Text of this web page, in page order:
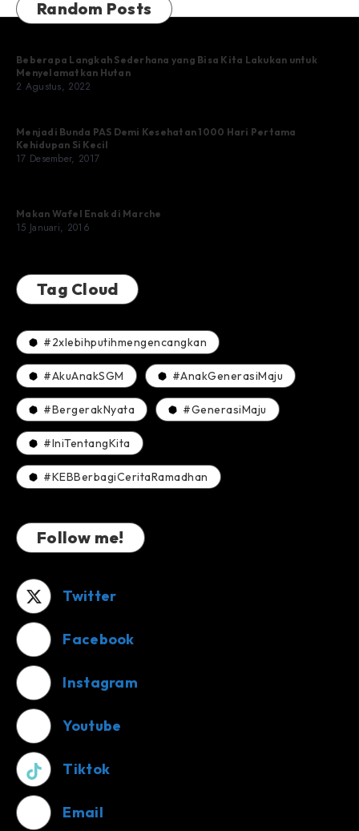
Anak
Yatim
Random Posts
Beberapa Langkah Sederhana yang Bisa Kita Lakukan untuk
Menyelamatkan Hutan
2 Agustus, 2022
Menjadi Bunda PAS Demi Kesehatan 1000 Hari Pertama
Kehidupan Si Kecil
17 Desember, 2017
Makan Wafel Enak di Marche
15 Januari, 2016
Tag Cloud
#2xlebihputihmengencangkan
#AkuAnakSGM #AnakGenerasiMaju
#BergerakNyata #GenerasiMaju
#IniTentangKita
#KEBBerbagiCeritaRamadhan
Follow me!
Twitter
Facebook
Instagram
Youtube
Tiktok
Email